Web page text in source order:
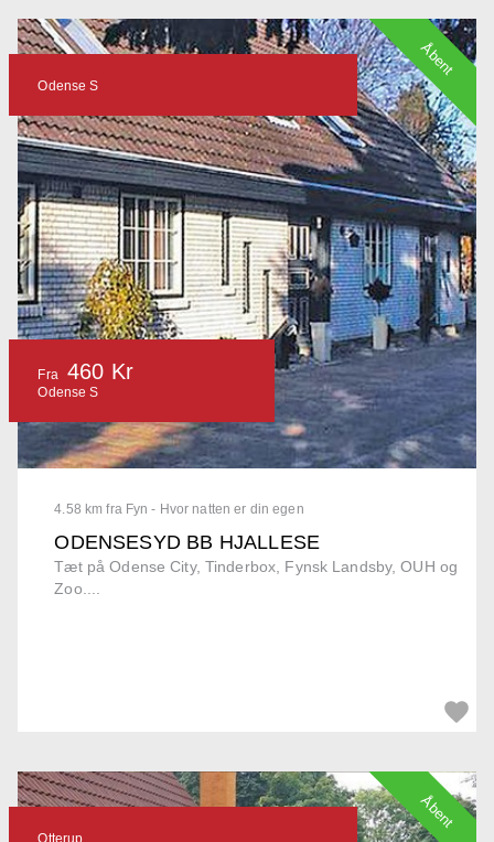
4.58 km fra Fyn - Hvor natten er din egen
ODENSESYD BB HJALLESE
Tæt på Odense City, Tinderbox, Fynsk Landsby, OUH og
Zoo....
Odense S
Fra 460 Kr
Odense S
Åbent
Otterup
Åbent